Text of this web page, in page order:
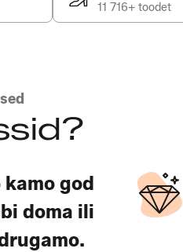
11 716+ toodet
god
doma ili